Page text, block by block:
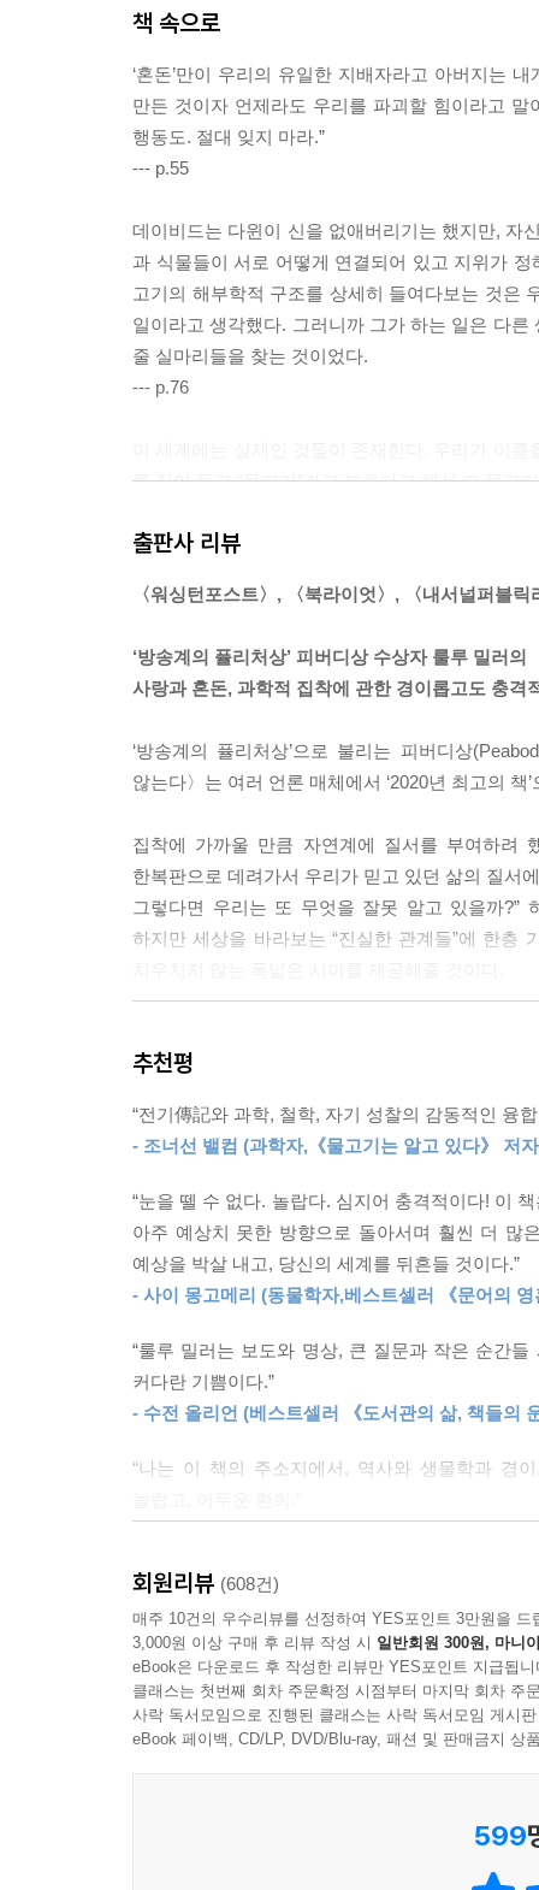
자신이 관찰하는 생물에게서 신의 질서를 찾으
모든 힘을 쏟았다. 지진으로 표본이 없어지고,
학계를 주름 잡았다. 하지만 시간이 흘러 그는 자
후대에 이르러 그의 어류 분류법도 잘못된 것으
자신의 평생을 바친 연구결과가 아무것도 아니
룰루 밀러는 어떤 깨달음을 얻었을까? 아마 자
‘어류’라는 인간의 오류를 벗어나 자연의 진실
살아가면서 자신의 오류를 발견한다. 그리고
진실만을 보여주는 건 아니다. 늘 의심하고, 신중해
안되었지만, 『물고기는 존재하지 않는다』를
다시 한 번 또 읽고 싶은 문장들로 가득할 것이다.
책 속으로
‘혼돈’만이 우리의 유일한 지배자라고 아버지는
만든 것이자 언제라도 우리를 파괴할 힘이라고
행동도. 절대 잊지 마라.”
--- p.55
데이비드는 다윈이 신을 없애버리기는 했지만, 자
과 식물들이 서로 어떻게 연결되어 있고 지위가
고기의 해부학적 구조를 상세히 들여다보는 것은
일이라고 생각했다. 그러니까 그가 하는 일은 다
줄 실마리들을 찾는 것이었다.
--- p.76
를 집어 들고 “물고기”라고 부른다고 해서 그 물
리, 인간을 만드는 데 필요한 실험에 관한 실마리,
우리는 세상이 기본적으로 냉담한 곳이라는 것을
작은 거짓말 하나가 그 날카로운 모서리를 둥글
에서 가끔 우리는 우연한 승리를 거두기도 한다.
인간의 지력으로 도저히 다 이해할 수 없는 생태
는 때로 “민들레 원칙”이라고도 불리는 철학적 개
하는 가치 있는 약초로 여겨지기도 한다.
완벽함의 계층구조에 관한 관념을 유지하는 방법
아니라 시간이라고. 천천히 째깍거리며 흘러가는
--- p.204~205
자연에서 생물의 지위를 매기는 단 하나의 방법이
체 조직”의 복잡다단한 진실을 놓치는 일이다. 좋
응시하는 모든 생물에게는 당신이 결코 이해하지
--- p.227
우리가 어류에 대해 해온 일이 바로 이와 똑같다.
--- p.240
것들을 누릴 자격이 있어서가 아니다. 내가 얻으
닥쳐오는 혼돈 속에서 모든 대상을 호기심과 의심
--- p.263~264
출판사 리뷰
〈워싱턴포스트〉, 〈북라이엇〉, 〈내서널퍼블
‘방송계의 퓰리처상’ 피버디상 수상자 룰루 밀러의
사랑과 혼돈, 과학적 집착에 관한 경이롭고도 충격
‘방송계의 퓰리처상’으로 불리는 피버디상
않는다〉는 여러 언론 매체에서 ‘2020년 최고의
집착에 가까울 만큼 자연계에 질서를 부여하려
한복판으로 데려가서 우리가 믿고 있던 삶의 질서
그렇다면 우리는 또 무엇을 잘못 알고 있을까?”
하지만 세상을 바라보는 “진실한 관계들”에 한층
있는 존재일 수 있을까? 누가 알겠는가. 해왕성
우리가 이름 붙여주지 않아도
이 세계에는 실재인 것들이 존재한다
〈물고기는 존재하지 않는다〉는 세계라는 거대
자유분방한 여정을 그려나간다. 사랑을 잃고 삶
일어난다면’의 가정의 문제가 아니라 ‘언제 일
하지만 조던의 이야기는 독자들을 전혀 예상하지
어떻게 우리를 지탱해주며, 동시에 그 신념이 어
방식으로 이 지구에게, 이 사회에게, 서로에게 중
반대로, 우리가 중요하지 않다는 말만 하고 그
근시안적이다. 가장 심한 비난의 말로 표현하자면,
놀랍도록 흥미로운 과학 이야기를 렌즈 삼아
숨어 있는 삶의 질서를 끈질기게 파헤친다
뻗어나가는 모든 생명체들이 서로 어떻게 연결되
당시 인류에 알려진 어류 중 거의 5분의 1에 달했
추천평
“전기傳記와 과학, 철학, 자기 성찰의 감동적인 융
- 조너선 밸컴 (과학자,《물고기는 알고 있다》 저
“눈을 뗄 수 없다. 놀랍다. 심지어 충격적이다! 이
아주 예상치 못한 방향으로 돌아서며 훨씬 더 많
예상을 박살 내고, 당신의 세계를 뒤흔들 것이다.”
- 사이 몽고메리 (동물학자,베스트셀러 《문어의
“룰루 밀러는 보도와 명상, 큰 질문과 작은 순간
커다란 기쁨이다.”
- 수전 올리언 (베스트셀러 《도서관의 삶, 책들의
“나는 이 책의 주소지에서, 역사와 생물학과 경
“이 책은 완벽하다. 그냥 완벽하다고 할 수밖
별나면서도 심오하다.
- 메리 로치 (저널리스트, 베스트셀러 《스티프
회원리뷰 (608건)
매주 10건의 우수리뷰를 선정하여 YES포인트 3만원을 드
3,000원 이상 구매 후 리뷰 작성 시 일반회원 300원, 마니
eBook은 다운로드 후 작성한 리뷰만 YES포인트 지급됩니
클래스는 첫번째 회차 주문확정 시점부터 마지막 회차 주
사락 독서모임으로 진행된 클래스는 사락 독서모임 게시
eBook 페이백, CD/LP, DVD/Blu-ray, 패션 및 판매금지 상
599